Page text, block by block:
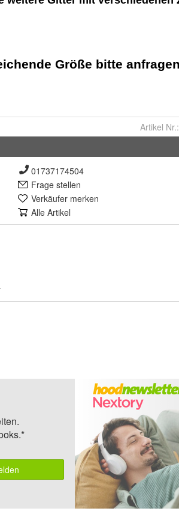
Artikel Nr.:
01737174504
Frage stellen
Verkäufer merken
Alle Artikel